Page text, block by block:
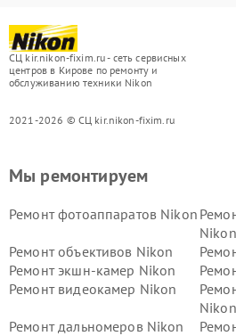
СЦ kir.nikon-fixim.ru - сеть сервисных
центров в Кирове по ремонту и
обслуживанию техники Nikon
2021-2026 © СЦ kir.nikon-fixim.ru
Мы ремонтируем
Ремонт фотоаппаратов Nikon
Nikon
Ремонт объективов Nikon
Ремонт экшн-камер Nikon
Ремонт видеокамер Nikon
Nikon
Ремонт дальномеров Nikon